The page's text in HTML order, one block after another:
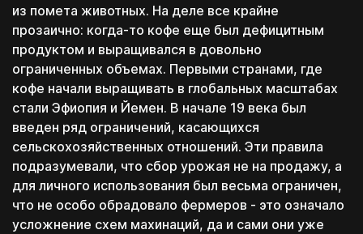
из помета животных. На деле все крайне
прозаично: когда-то кофе еще был дефицитным
продуктом и выращивался в довольно
ограниченных объемах. Первыми странами, где
кофе начали выращивать в глобальных масштабах
стали Эфиопия и Йемен. В начале 19 века был
введен ряд ограничений, касающихся
сельскохозяйственных отношений. Эти правила
подразумевали, что сбор урожая не на продажу, а
для личного использования был весьма ограничен,
что не особо обрадовало фермеров - это означало
усложнение схем махинаций, да и сами они уже
Перейти к конструктору
Перезвоним в течение 15-20 минут
c понедельника по пятницу с 11:00 до 20:00